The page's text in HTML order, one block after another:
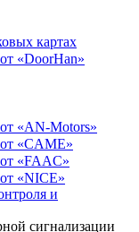
картах
«DoorHan»
«AN-Motors»
«CAME»
«FAAC»
«NICE»
и
сигнализации